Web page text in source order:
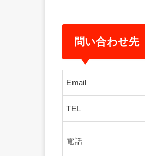
問い合わせ先
Email
TEL
電話